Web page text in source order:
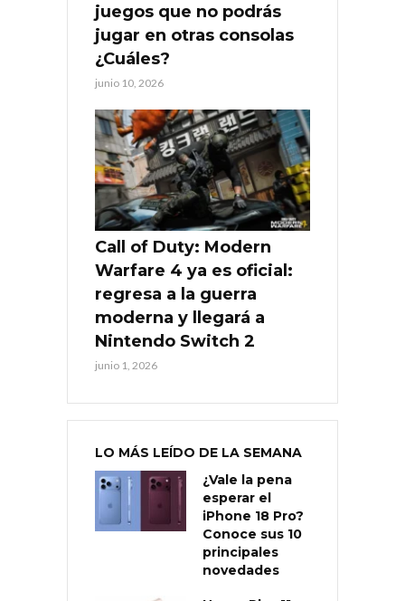
juegos que no podrás
jugar en otras consolas
¿Cuáles?
junio 10, 2026
Call of Duty: Modern
Warfare 4 ya es oficial:
regresa a la guerra
moderna y llegará a
Nintendo Switch 2
junio 1, 2026
LO MÁS LEÍDO DE LA SEMANA
¿Vale la pena
esperar el
iPhone 18 Pro?
Conoce sus 10
principales
novedades